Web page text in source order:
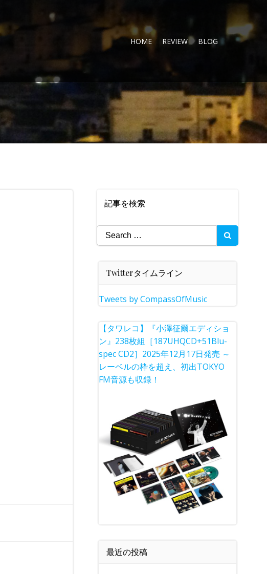
HOME REVIEW BLOG
記事を検索
Search
for:
Twitterタイムライン
Tweets by CompassOfMusic
【タワレコ】『小澤征爾エディショ
ン』238枚組［187UHQCD+51Blu-
spec CD2］2025年12月17日発売 ～
レーベルの枠を超え、初出TOKYO
FM音源も収録！
最近の投稿